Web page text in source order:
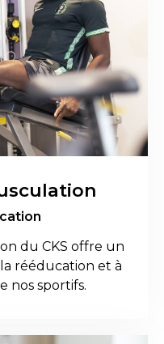
du CKS offre un
rééducation et à
nos sportifs.